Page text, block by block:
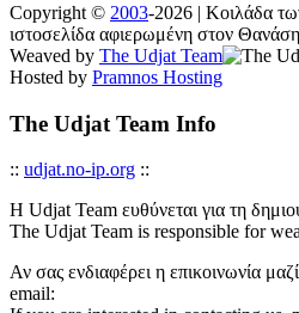
Copyright © 2003-2026 | Κοιλάδα
ιστοσελίδα αφιερωμένη στον
Weaved by The Udjat Team
Hosted by Pramnos Hosting
The Udjat Team Info
:: udjat.no-ip.org ::
Η Udjat Team ευθύνεται για τη
The Udjat Team is responsible for
Αν σας ενδιαφέρει η επικοινωνία
email: